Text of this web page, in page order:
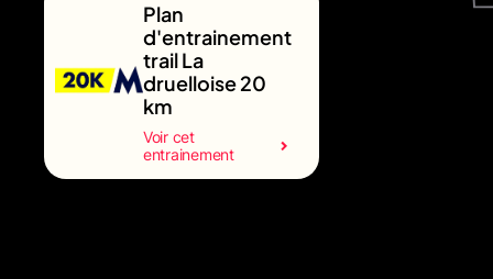
Plan
d'entrainement
trail La
druelloise 20
km
Voir cet
entrainement